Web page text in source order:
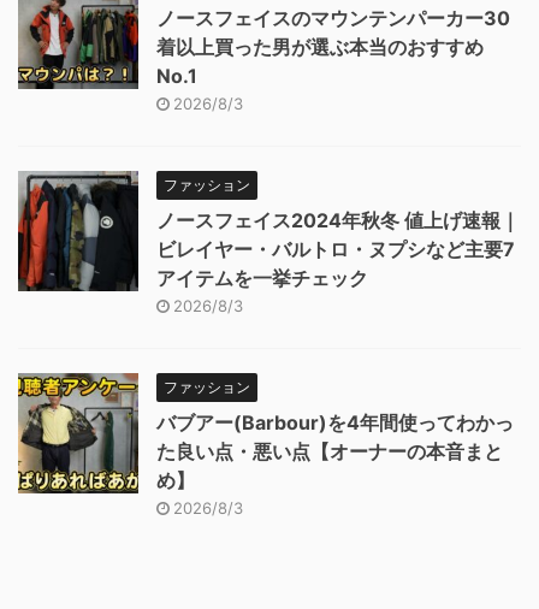
ノースフェイスのマウンテンパーカー30
着以上買った男が選ぶ本当のおすすめ
No.1
2026/8/3
ファッション
ノースフェイス2024年秋冬 値上げ速報｜
ビレイヤー・バルトロ・ヌプシなど主要7
アイテムを一挙チェック
2026/8/3
ファッション
バブアー(Barbour)を4年間使ってわかっ
た良い点・悪い点【オーナーの本音まと
め】
2026/8/3